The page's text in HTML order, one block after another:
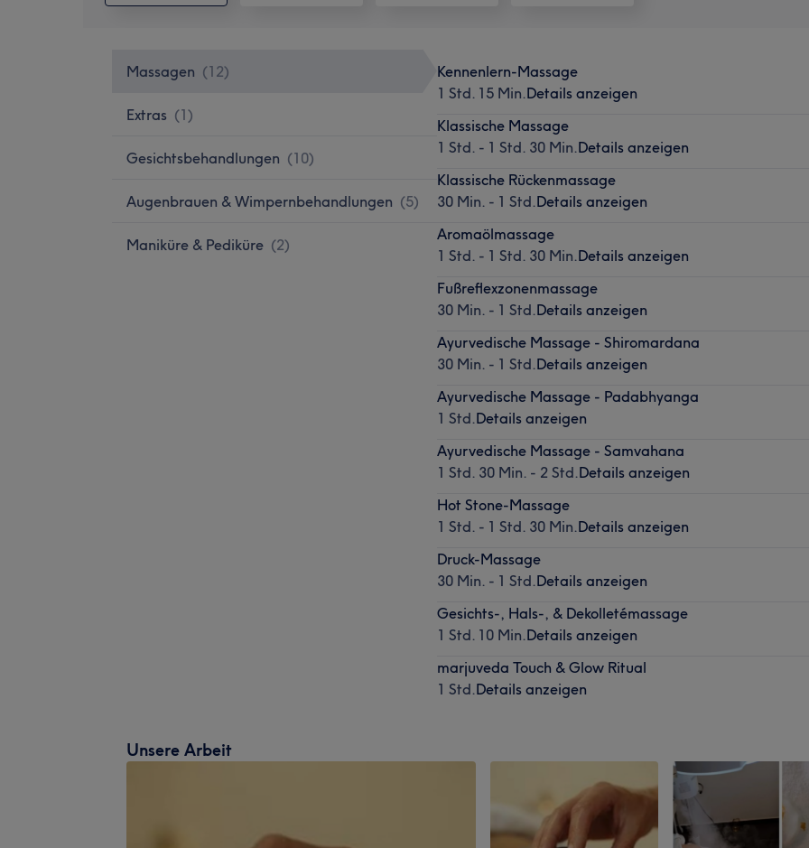
Massagen (12)
Extras (1)
Gesichtsbehandlungen (10)
Augenbrauen & Wimpernbehandlungen (5)
Maniküre & Pediküre (2)
Kennenlern-Massage
1 Std. 15 Min.Details anzeigen
Klassische Massage
1 Std. - 1 Std. 30 Min.Details anzeigen
Klassische Rückenmassage
30 Min. - 1 Std.Details anzeigen
Aromaölmassage
1 Std. - 1 Std. 30 Min.Details anzeigen
Fußreflexzonenmassage
30 Min. - 1 Std.Details anzeigen
Ayurvedische Massage - Shiromardana
30 Min. - 1 Std.Details anzeigen
Ayurvedische Massage - Padabhyanga
1 Std.Details anzeigen
Ayurvedische Massage - Samvahana
1 Std. 30 Min. - 2 Std.Details anzeigen
Hot Stone-Massage
1 Std. - 1 Std. 30 Min.Details anzeigen
Druck-Massage
30 Min. - 1 Std.Details anzeigen
Gesichts-, Hals-, & Dekolletémassage
1 Std. 10 Min.Details anzeigen
marjuveda Touch & Glow Ritual
1 Std.Details anzeigen
Unsere Arbeit